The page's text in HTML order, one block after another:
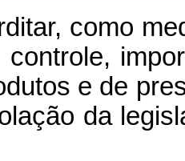
como
e de
da